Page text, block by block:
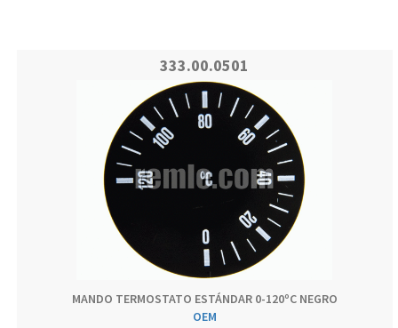
333.00.0501
MANDO TERMOSTATO ESTÁNDAR 0-120ºC NEGRO
OEM